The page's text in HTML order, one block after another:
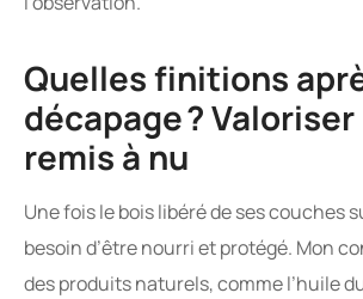
Quelles finitions
décapage ?
remis à nu
Une fois le bois libéré de ses couches
besoin d’être nourri et protégé. Mon
des produits naturels, comme l’huile